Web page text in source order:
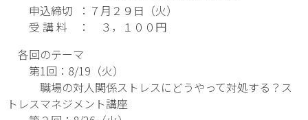
申込締切 ：７月２９日（火）
受 講 料 ： ３，１００円
各回のテーマ
第1回：8/19（火）
職場の対人関係ストレスにどうやって対処する？ス
トレスマネジメント講座